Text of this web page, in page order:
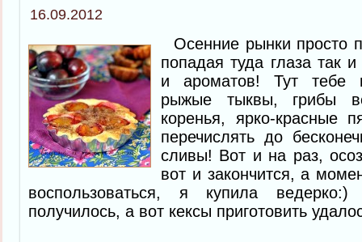
16.09.2012
Осенние рынки просто
попадая туда глаза так
и ароматов! Тут тебе
рыжые тыквы, грибы
коренья, ярко-красные
перечислять до
сливы! Вот и на раз,
вот и закончится, а
воспользоваться, я купила
получилось, а вот кексы приготовить